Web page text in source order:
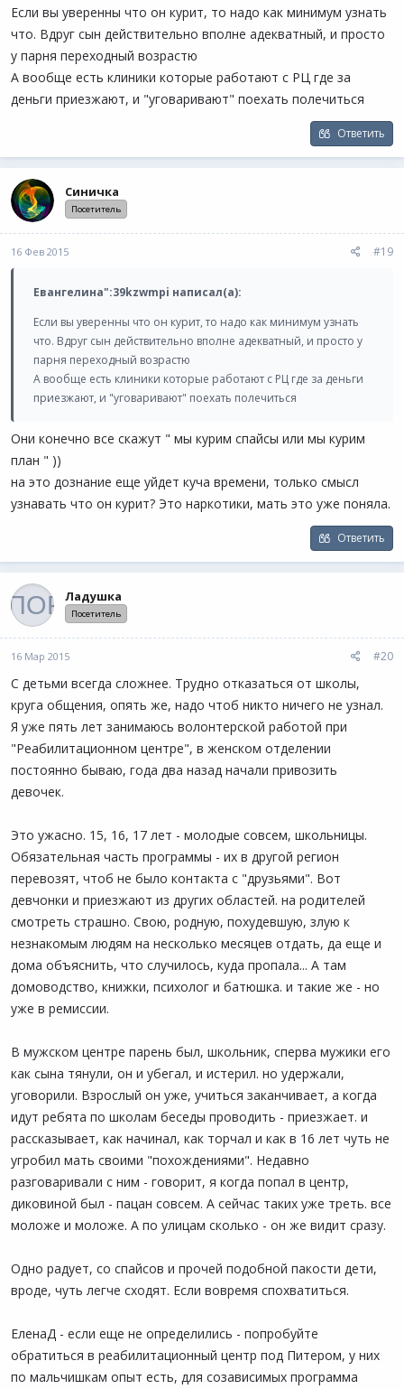
Если вы уверенны что он курит, то надо как минимум узнать
что. Вдруг сын действительно вполне адекватный, и просто
у парня переходный возрастю
А вообще есть клиники которые работают с РЦ где за
деньги приезжают, и "уговаривают" поехать полечиться
Ответить
Синичка
Посетитель
16 Фев 2015 #19
Евангелина":39kzwmpi написал(а):
Если вы уверенны что он курит, то надо как минимум узнать
что. Вдруг сын действительно вполне адекватный, и просто у
парня переходный возрастю
А вообще есть клиники которые работают с РЦ где за деньги
приезжают, и "уговаривают" поехать полечиться
Они конечно все скажут " мы курим спайсы или мы курим
план " ))
на это дознание еще уйдет куча времени, только смысл
узнавать что он курит? Это наркотики, мать это уже поняла.
Ответить
Ладушка
Посетитель
16 Мар 2015 #20
С детьми всегда сложнее. Трудно отказаться от школы,
круга общения, опять же, надо чтоб никто ничего не узнал.
Я уже пять лет занимаюсь волонтерской работой при
"Реабилитационном центре", в женском отделении
постоянно бываю, года два назад начали привозить
девочек.
Это ужасно. 15, 16, 17 лет - молодые совсем, школьницы.
Обязательная часть программы - их в другой регион
перевозят, чтоб не было контакта с "друзьями". Вот
девчонки и приезжают из других областей. на родителей
смотреть страшно. Свою, родную, похудевшую, злую к
незнакомым людям на несколько месяцев отдать, да еще и
дома объяснить, что случилось, куда пропала... А там
домоводство, книжки, психолог и батюшка. и такие же - но
уже в ремиссии.
В мужском центре парень был, школьник, сперва мужики его
как сына тянули, он и убегал, и истерил. но удержали,
уговорили. Взрослый он уже, учиться заканчивает, а когда
идут ребята по школам беседы проводить - приезжает. и
рассказывает, как начинал, как торчал и как в 16 лет чуть не
угробил мать своими "похождениями". Недавно
разговаривали с ним - говорит, я когда попал в центр,
диковиной был - пацан совсем. А сейчас таких уже треть. все
моложе и моложе. А по улицам сколько - он же видит сразу.
Одно радует, со спайсов и прочей подобной пакости дети,
вроде, чуть легче сходят. Если вовремя спохватиться.
ЕленаД - если еще не определились - попробуйте
обратиться в реабилитационный центр под Питером, у них
по мальчишкам опыт есть, для созависимых программа